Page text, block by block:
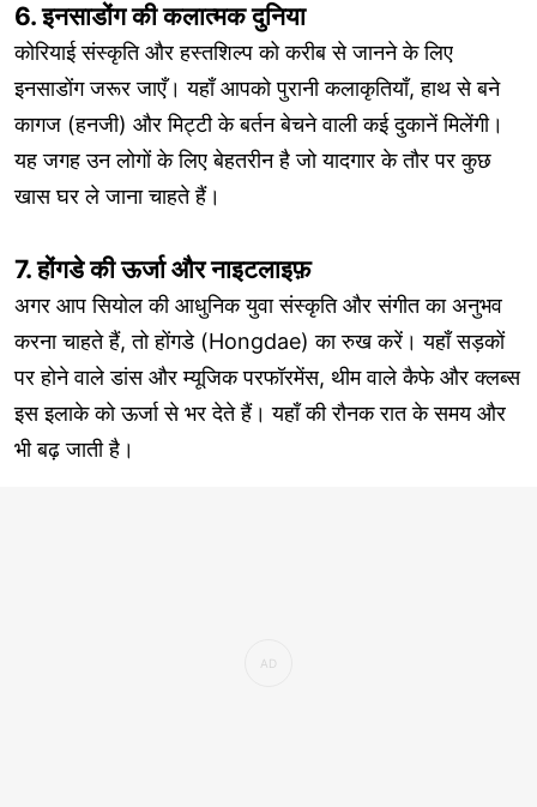
6. इनसाडोंग की कलात्मक दुनिया
कोरियाई संस्कृति और हस्तशिल्प को करीब से जानने के लिए
इनसाडोंग जरूर जाएँ। यहाँ आपको पुरानी कलाकृतियाँ, हाथ से बने
कागज (हनजी) और मिट्टी के बर्तन बेचने वाली कई दुकानें मिलेंगी।
यह जगह उन लोगों के लिए बेहतरीन है जो यादगार के तौर पर कुछ
खास घर ले जाना चाहते हैं।
7. होंगडे की ऊर्जा और नाइटलाइफ़
अगर आप सियोल की आधुनिक युवा संस्कृति और संगीत का अनुभव
करना चाहते हैं, तो होंगडे (Hongdae) का रुख करें। यहाँ सड़कों
पर होने वाले डांस और म्यूजिक परफॉरमेंस, थीम वाले कैफे और क्लब्स
इस इलाके को ऊर्जा से भर देते हैं। यहाँ की रौनक रात के समय और
भी बढ़ जाती है।